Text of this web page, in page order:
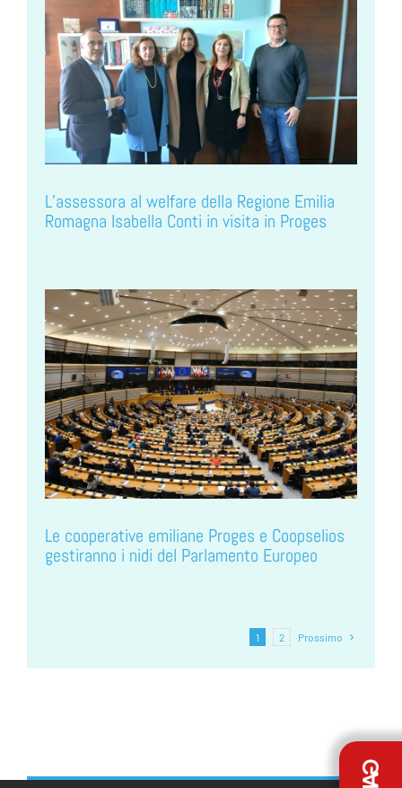
L’assessora al welfare della Regione Emilia
Romagna Isabella Conti in visita in Proges
Le cooperative emiliane Proges e Coopselios
gestiranno i nidi del Parlamento Europeo
1 2 Prossimo